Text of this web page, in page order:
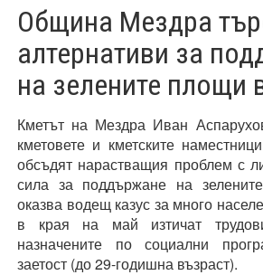
Община Мездра
алтернативи за
на зелените площи
Кметът на Мездра Иван
кметовете и кметските
обсъдят нарастващия проблем с
сила за поддържане на
оказва водещ казус за много
в края на май изтичат
назначените по социални
заетост (до 29-годишна възраст).